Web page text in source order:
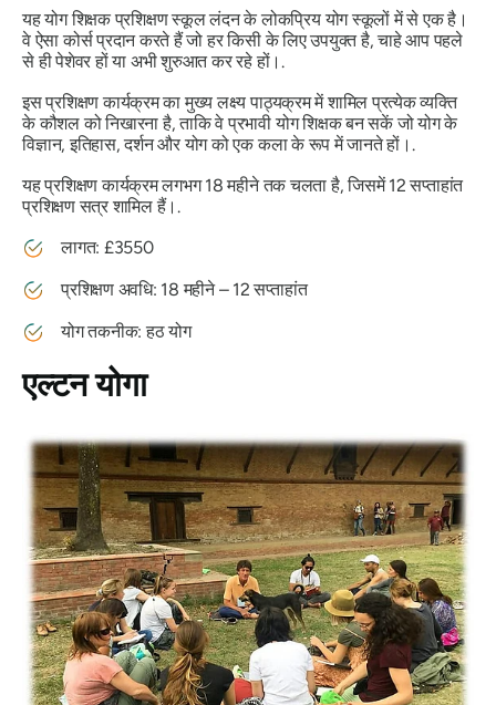
यह योग शिक्षक प्रशिक्षण स्कूल लंदन के लोकप्रिय योग स्कूलों में से एक है।
वे ऐसा कोर्स प्रदान करते हैं जो हर किसी के लिए उपयुक्त है, चाहे आप पहले
से ही पेशेवर हों या अभी शुरुआत कर रहे हों।.
इस प्रशिक्षण कार्यक्रम का मुख्य लक्ष्य पाठ्यक्रम में शामिल प्रत्येक व्यक्ति
के कौशल को निखारना है, ताकि वे प्रभावी योग शिक्षक बन सकें जो योग के
विज्ञान, इतिहास, दर्शन और योग को एक कला के रूप में जानते हों।.
यह प्रशिक्षण कार्यक्रम लगभग 18 महीने तक चलता है, जिसमें 12 सप्ताहांत
प्रशिक्षण सत्र शामिल हैं।.
लागत: £3550
प्रशिक्षण अवधि: 18 महीने – 12 सप्ताहांत
योग तकनीक: हठ योग
एल्टन योगा